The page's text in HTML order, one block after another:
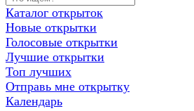
Каталог открыток
Новые открытки
Голосовые открытки
Лучшие открытки
Топ лучших
Отправь мне открытку
Календарь